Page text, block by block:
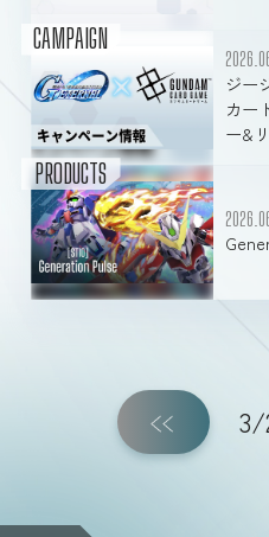
ジー
カー
ー&
CAMPAIGN
PRODUCTS
3/